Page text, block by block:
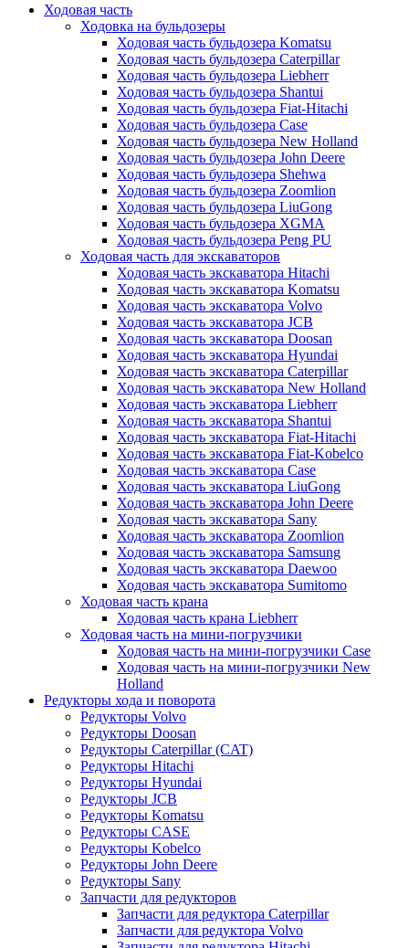
Ходовая часть
Ходовка на бульдозеры
Ходовая часть бульдозера Komatsu
Ходовая часть бульдозера Caterpillar
Ходовая часть бульдозера Liebherr
Ходовая часть бульдозера Shantui
Ходовая часть бульдозера Fiat-Hitachi
Ходовая часть бульдозера Case
Ходовая часть бульдозера New Holland
Ходовая часть бульдозера John Deere
Ходовая часть бульдозера Shehwa
Ходовая часть бульдозера Zoomlion
Ходовая часть бульдозера LiuGong
Ходовая часть бульдозера XGMA
Ходовая часть бульдозера Peng PU
Ходовая часть для экскаваторов
Ходовая часть экскаватора Hitachi
Ходовая часть экскаватора Komatsu
Ходовая часть экскаватора Volvo
Ходовая часть экскаватора JCB
Ходовая часть экскаватора Doosan
Ходовая часть экскаватора Hyundai
Ходовая часть экскаватора Caterpillar
Ходовая часть экскаватора New Holland
Ходовая часть экскаватора Liebherr
Ходовая часть экскаватора Shantui
Ходовая часть экскаватора Fiat-Hitachi
Ходовая часть экскаватора Fiat-Kobelco
Ходовая часть экскаватора Case
Ходовая часть экскаватора LiuGong
Ходовая часть экскаватора John Deere
Ходовая часть экскаватора Sany
Ходовая часть экскаватора Zoomlion
Ходовая часть экскаватора Samsung
Ходовая часть экскаватора Daewoo
Ходовая часть экскаватора Sumitomo
Ходовая часть крана
Ходовая часть крана Liebherr
Ходовая часть на мини-погрузчики
Ходовая часть на мини-погрузчики Case
Ходовая часть на мини-погрузчики New
Holland
Редукторы хода и поворота
Редукторы Volvo
Редукторы Doosan
Редукторы Caterpillar (CAT)
Редукторы Hitachi
Редукторы Hyundai
Редукторы JCB
Редукторы Komatsu
Редукторы CASE
Редукторы Kobelco
Редукторы John Deere
Редукторы Sany
Запчасти для редукторов
Запчасти для редуктора Caterpillar
Запчасти для редуктора Volvo